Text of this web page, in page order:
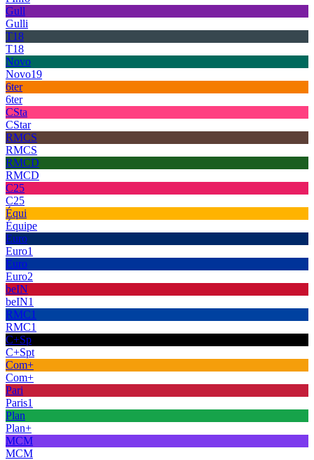
Gull
Gulli
T18
T18
Novo
Novo19
6ter
6ter
CSta
CStar
RMCS
RMCS
RMCD
RMCD
C25
C25
Équi
Équipe
Euro
Euro1
Euro
Euro2
beIN
beIN1
RMC1
RMC1
C+Sp
C+Spt
Com+
Com+
Pari
Paris1
Plan
Plan+
MCM
MCM